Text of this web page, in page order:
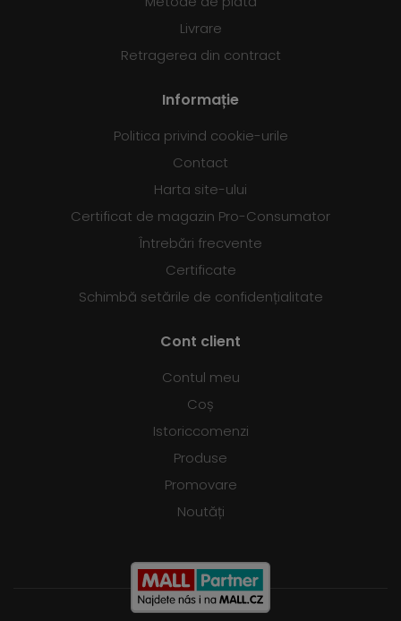
Livrare
Retragerea din contract
Informație
Politica privind cookie-urile
Contact
Harta site-ului
Certificat de magazin Pro-Consumator
Întrebări frecvente
Certificate
Schimbă setările de confidențialitate
Cont client
Contul meu
Coș
Istoriccomenzi
Produse
Promovare
Noutăți